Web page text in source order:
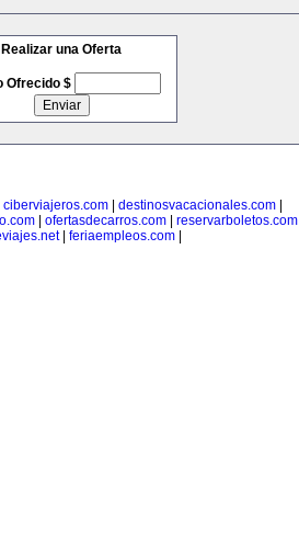
Realizar una Oferta
Ofrecido $
ciberviajeros.com| destinosvacacionales.com|
ofertasdecarros.com reservarboletos.com
| feriaempleos.com|